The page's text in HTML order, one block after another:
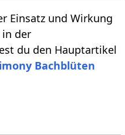
Einsatz und Wirkung
der
du den Hauptartikel
Bachblüten